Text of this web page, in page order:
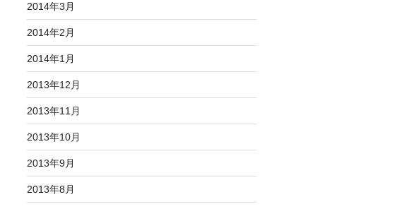
2014年3月
2014年2月
2014年1月
2013年12月
2013年11月
2013年10月
2013年9月
2013年8月